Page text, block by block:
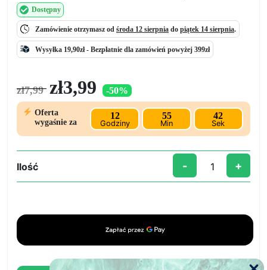
Dostępny
Zamówienie otrzymasz od środa 12 sierpnia do piątek 14 sierpnia.
Wysyłka 19,90zł - Bezpłatnie dla zamówień powyżej 399zł
zł7,99
Pierwotna
cena
zł7,99.
zł3,99 cena
wynosi:
zł3,99.
-50%
Oferta
wygaśnie za
12
Godziny
55
Min
42
Sek
Ilość
ilość
zakraplaczem
szt.
- +